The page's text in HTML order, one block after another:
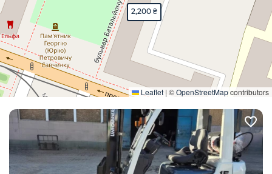
2,200 ₴
Leaflet | ©OpenStreetMapcontributors
Розгорнути